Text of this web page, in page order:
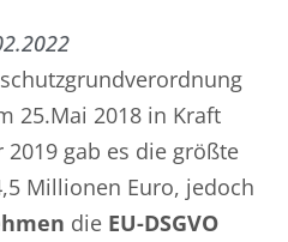
25.Mai 2018 in Kraft
gab es die größte
Millionen Euro, jedoch
die EU-DSGVO